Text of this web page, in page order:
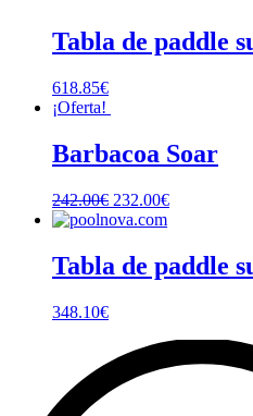
Tabla de paddle
618.85€
¡Oferta!
Barbacoa Soar
242.00€ 232.00€
Tabla de paddle
348.10€